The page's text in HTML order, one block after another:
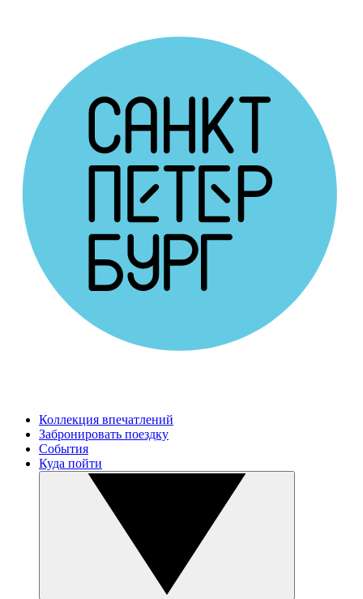
Коллекция впечатлений
Забронировать поездку
События
Куда пойти